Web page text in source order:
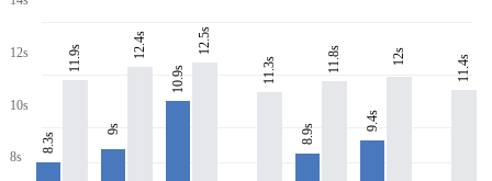
12s
10s
8s
8.3s
11.9s
9s
12.4s
10.9s
12.5s
11.3s
8.9s
11.8s
9.4s
12s 11.4s